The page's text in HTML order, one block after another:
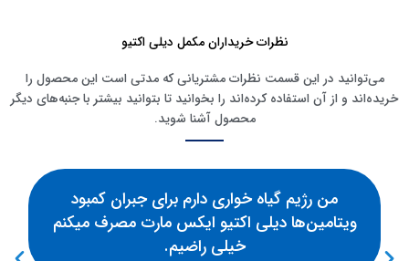
نظرات خریداران مکمل دیلی اکتیو
می‌توانید در این قسمت نظرات مشتریانی که مدتی است این محصول را
خریده‌اند و از آن استفاده کرده‌اند را بخوانید تا بتوانید بیشتر با جنبه‌های دیگر
محصول آشنا شوید.
من رژیم گیاه خواری دارم برای جبران کمبود
ویتامین‌ها دیلی اکتیو ایکس مارت مصرف میکنم
خیلی راضیم.